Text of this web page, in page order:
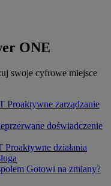
ONE
swoje cyfrowe miejsce
Proaktywne zarządzanie
doświadczenie
Proaktywne działania
Gotowi na zmiany?